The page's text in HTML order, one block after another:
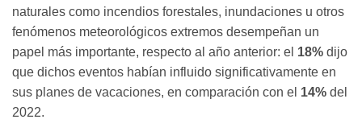
naturales como incendios forestales, inundaciones u otros
fenómenos meteorológicos extremos desempeñan un
papel más importante, respecto al año anterior: el 18% dijo
que dichos eventos habían influido significativamente en
sus planes de vacaciones, en comparación con el 14% del
2022.